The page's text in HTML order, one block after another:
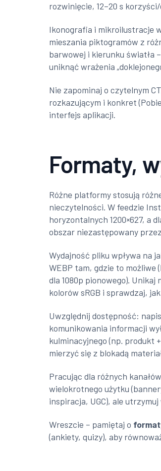
rozwinięcie, 12–20 s
Ikonografia i mikroilustracje
mieszania piktogramów z
barwowej i kierunku światła
uniknąć wrażenia
Nie zapominaj o czytelnym
rozkazującym i konkret
interfejs aplikacji.
Formaty,
Różne platformy stosują
nieczytelności. W feedzie
horyzontalnych 1200×627, a
obszar niezastępowany
Wydajność pliku wpływa na
WEBP tam, gdzie to możliwe
dla 1080p pionowego).
kolorów sRGB i sprawdzaj,
Uwzględnij dostępność:
komunikowania informacji
kulminacyjnego (np. produkt
mierzyć się z blokadą
Pracując dla różnych
wielokrotnego użytku
inspiracja, UGC), ale
Wreszcie – pamiętaj o
(ankiety, quizy), aby